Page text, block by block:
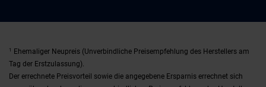
1
Ehemaliger Neupreis (Unverbindliche Preisempfehlung des Herstellers am
Tag der Erstzulassung).
Der errechnete Preisvorteil sowie die angegebene Ersparnis errechnet sich